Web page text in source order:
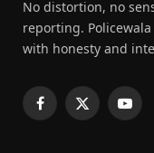
No distortion, no
reporting.
with honesty and
Facebook
X